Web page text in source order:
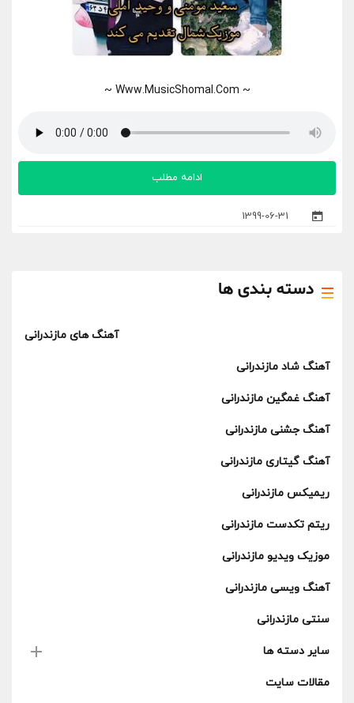
دسته بندی ها
آهنگ های مازندرانی
آهنگ شاد مازندرانی
آهنگ غمگین مازندرانی
آهنگ جشنی مازندرانی
آهنگ گیتاری مازندرانی
ریمیکس مازندرانی
ریتم تکدست مازندرانی
موزیک ویدیو مازندرانی
آهنگ ویسی مازندرانی
سنتی مازندرانی
سایر دسته ها
مقالات سایت
~ Www.MusicShomal.Com ~
1399-06-31
ادامه مطلب